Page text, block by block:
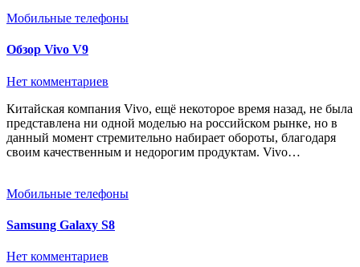
Мобильные телефоны
Обзор Vivo V9
Нет комментариев
Китайская компания Vivo, ещё некоторое время назад, не была
представлена ни одной моделью на российском рынке, но в
данный момент стремительно набирает обороты, благодаря
своим качественным и недорогим продуктам. Vivo…
Мобильные телефоны
Samsung Galaxy S8
Нет комментариев